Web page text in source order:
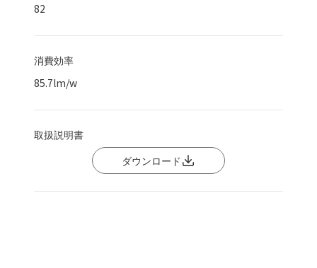
82
消費効率
85.7lm/w
取扱説明書
ダウンロード